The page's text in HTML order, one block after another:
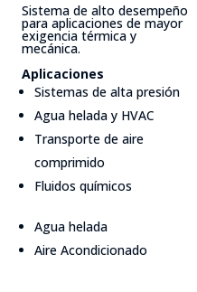
Sistema de alto desempeño
para aplicaciones de mayor
exigencia térmica y
mecánica.
Aplicaciones
Sistemas de alta presión
Agua helada y HVAC
Transporte de aire
comprimido
Fluidos químicos
Agua helada
Aire Acondicionado